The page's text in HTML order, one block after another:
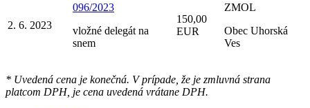
2. 6. 2023
096/2023
vložné delegát na
snem
150,00
EUR
ZMOL
Obec Uhorská
Ves
* Uvedená cena je konečná. V prípade, že je zmluvná strana
platcom DPH, je cena uvedená vrátane DPH.